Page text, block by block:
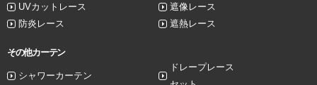
UVカットレース
遮像レース
防炎レース
遮熱レース
その他カーテン
シャワーカーテン
ドレープレース